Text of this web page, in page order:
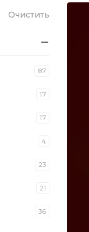
Очистить
87
17
17
4
23
21
36